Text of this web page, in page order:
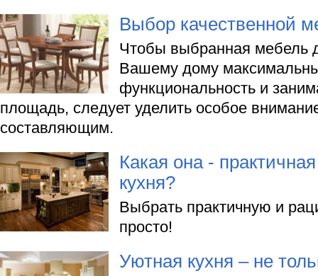
Выбор качественной
Чтобы выбранная мебель
Вашему дому
функциональность и
площадь, следует уделить особое
составляющим.
Какая она -
кухня?
Выбрать практичную и
просто!
Уютная кухня – не